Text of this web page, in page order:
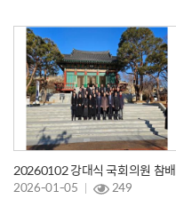
20260102 강대식 국회의원 참배
2026-01-05 249